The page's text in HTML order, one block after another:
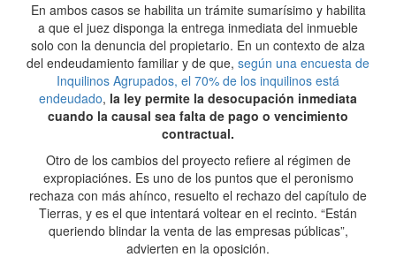
En ambos casos se habilita un trámite sumarísimo y habilita
a que el juez disponga la entrega inmediata del inmueble
solo con la denuncia del propietario. En un contexto de alza
del endeudamiento familiar y de que, según una encuesta de
Inquilinos Agrupados, el 70% de los inquilinos está
endeudado, la ley permite la desocupación inmediata
cuando la causal sea falta de pago o vencimiento
contractual.
Otro de los cambios del proyecto refiere al régimen de
expropiaciónes. Es uno de los puntos que el peronismo
rechaza con más ahínco, resuelto el rechazo del capítulo de
Tierras, y es el que intentará voltear en el recinto. “Están
queriendo blindar la venta de las empresas públicas”,
advierten en la oposición.